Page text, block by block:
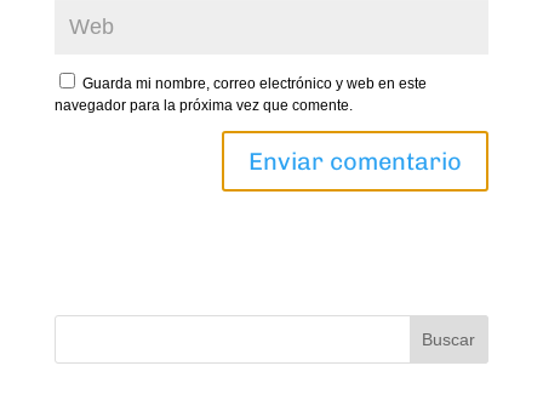
Guarda mi nombre, correo electrónico y web en este
navegador para la próxima vez que comente.